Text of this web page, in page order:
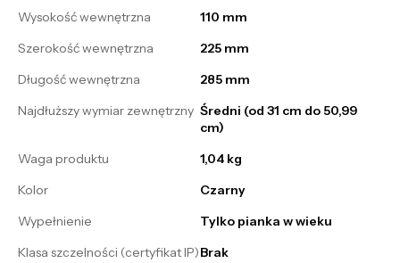
Wysokość wewnętrzna
110 mm
Szerokość wewnętrzna
225 mm
Długość wewnętrzna
285 mm
Najdłuższy wymiar zewnętrzny Średni (od 31 cm do 50,99
cm)
Waga produktu
1,04 kg
Kolor
Czarny
Wypełnienie
Tylko pianka w wieku
Klasa szczelności (certyfikat IP)Brak